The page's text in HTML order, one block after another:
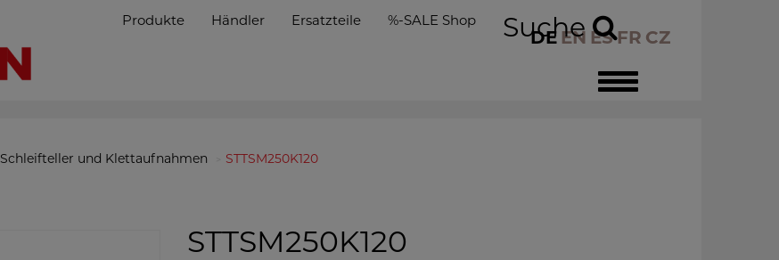
Toggle
navigation
DE EN ES FR CZ
Produkte Händler Ersatzteile %-SALE Shop Suche
Schleifteller und Klettaufnahmen STTSM250K120
STTSM250K120